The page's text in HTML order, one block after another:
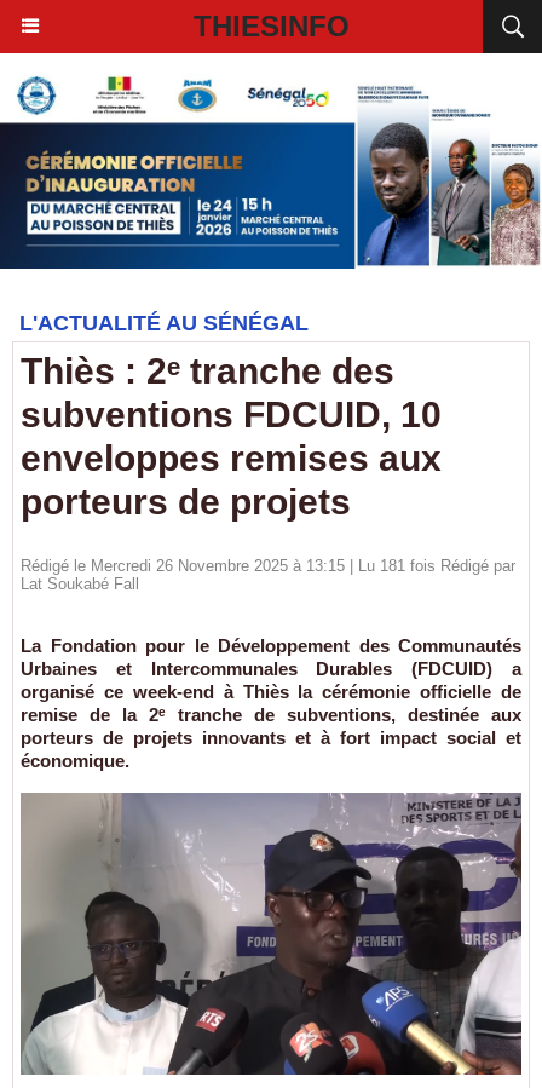
THIESINFO
L'ACTUALITÉ AU SÉNÉGAL
Thiès : 2ᵉ tranche des
subventions FDCUID, 10
enveloppes remises aux
porteurs de projets
Rédigé le Mercredi 26 Novembre 2025 à 13:15 | Lu 181 fois Rédigé par
Lat Soukabé Fall
La Fondation pour le Développement des Communautés
Urbaines et Intercommunales Durables (FDCUID) a
organisé ce week-end à Thiès la cérémonie officielle de
remise de la 2ᵉ tranche de subventions, destinée aux
porteurs de projets innovants et à fort impact social et
économique.